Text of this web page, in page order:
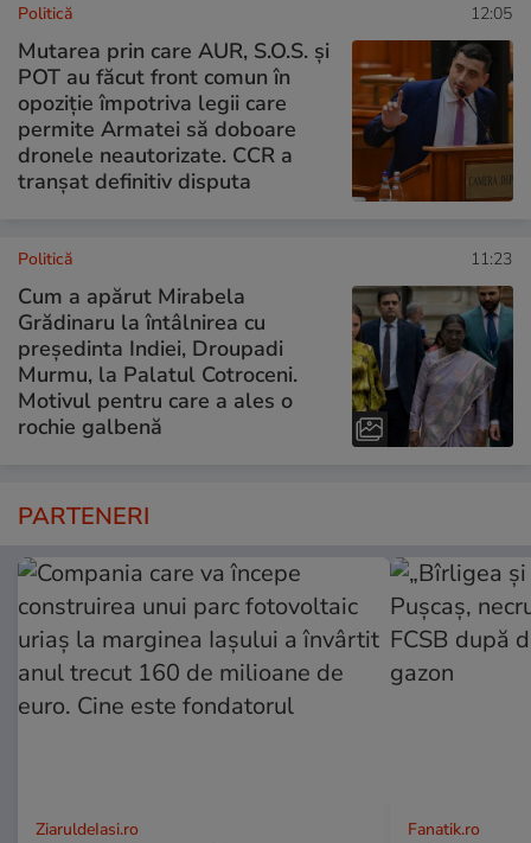
Politică 12:05
Mutarea prin care AUR, S.O.S. și
POT au făcut front comun în
opoziție împotriva legii care
permite Armatei să doboare
dronele neautorizate. CCR a
tranșat definitiv disputa
Politică 11:23
Cum a apărut Mirabela
Grădinaru la întâlnirea cu
președinta Indiei, Droupadi
Murmu, la Palatul Cotroceni.
Motivul pentru care a ales o
rochie galbenă
PARTENERI
ZiaruldeIasi.ro Fanatik.ro